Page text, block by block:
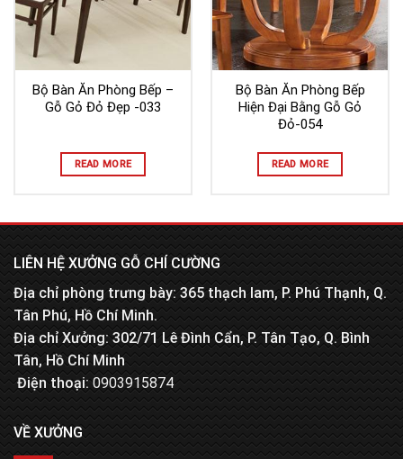
Bộ Bàn Ăn Phòng Bếp –
Gỗ Gỏ Đỏ Đẹp -033
READ MORE
Bộ Bàn Ăn Phòng Bếp
Hiện Đại Bằng Gỗ Gỏ
Đỏ-054
READ MORE
LIÊN HỆ XƯỞNG GỖ CHÍ CƯỜNG
Địa chỉ phòng trưng bày: 365 thạch lam, P. Phú Thạnh, Q.
Tân Phú, Hồ Chí Minh.
Địa chỉ Xưởng: 302/71 Lê Đình Cẩn, P. Tân Tạo, Q. Bình
Tân, Hồ Chí Minh
Điện thoại:0903915874
VỀ XƯỞNG